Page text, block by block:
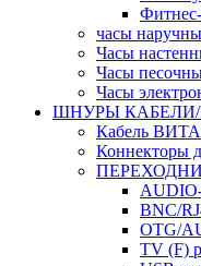
часы
Часы
Часы
Часы
ШНУРЫ
Кабель
Коннекторы
BNC/
OTG/
TV (F)